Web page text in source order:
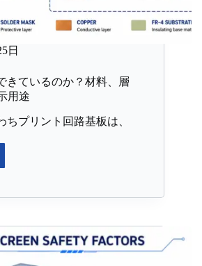
日
きているのか？材料、層
用途
ちプリント回路基板は、